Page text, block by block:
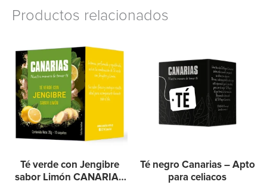
Productos relacionados
Té verde con Jengibre
sabor Limón CANARIAS
Té negro Canarias – Apto
para celiacos